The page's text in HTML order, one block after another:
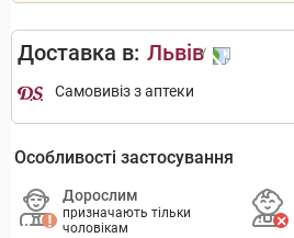
Доставка в: Львів
Самовивіз з аптеки
Особливості застосування
Дорослим
призначають тільки
чоловікам